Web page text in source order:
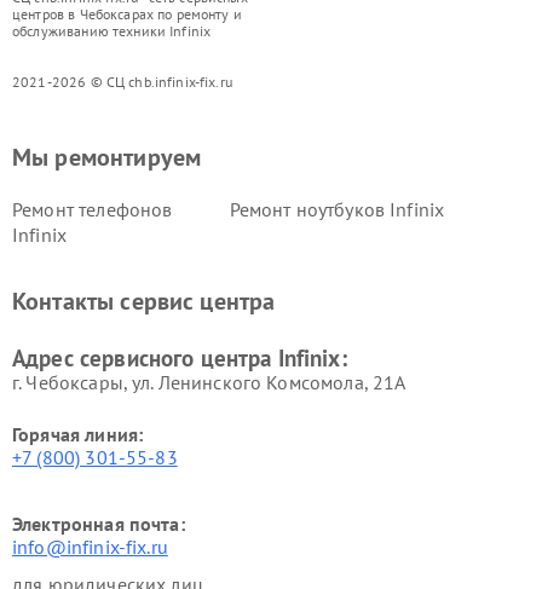
центров в Чебоксарах по ремонту и
обслуживанию техники Infinix
2021-2026 © СЦ chb.infinix-fix.ru
Мы ремонтируем
Ремонт телефонов
Infinix
Ремонт ноутбуков Infinix
Контакты сервис центра
Адрес сервисного центра Infinix:
г. Чебоксары, ул. Ленинского Комсомола, 21А
Горячая линия:
+7 (800) 301-55-83
Электронная почта:
info@infinix-fix.ru